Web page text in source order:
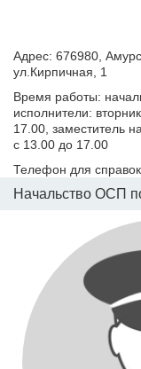
Адрес: 676980,
ул.Кирпичная, 1
Время работы:
исполнители:
17.00, заместитель
с 13.00 до 17.00
Телефон для
Начальство ОСП